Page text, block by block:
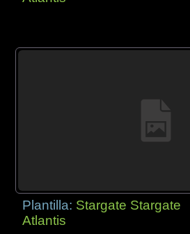
Plantilla: Stargate Stargate
Atlantis